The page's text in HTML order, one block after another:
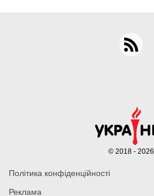
Політика конфіденційності
Реклама
© 2018 - 2026